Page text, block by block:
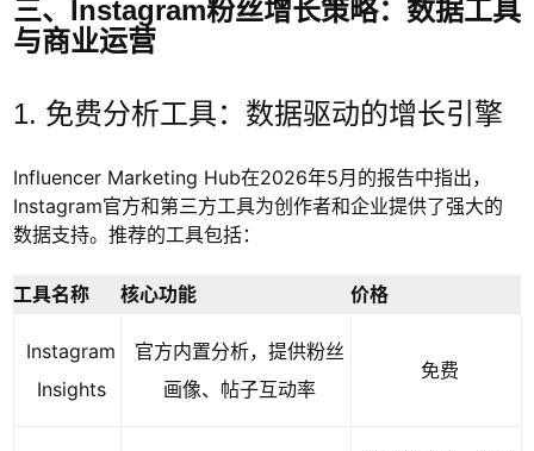
三、Instagram粉丝增长策略：数据工具
与商业运营
1. 免费分析工具：数据驱动的增长引擎
Influencer Marketing Hub在2026年5月的报告中指出，
Instagram官方和第三方工具为创作者和企业提供了强大的
数据支持。推荐的工具包括：
工具名称 核心功能 价格
Instagram
Insights
官方内置分析，提供粉丝
画像、帖子互动率
免费